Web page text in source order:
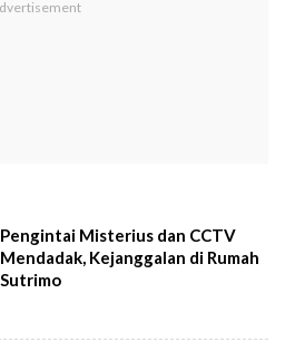
Pengintai Misterius dan CCTV
Mendadak, Kejanggalan di Rumah
Sutrimo